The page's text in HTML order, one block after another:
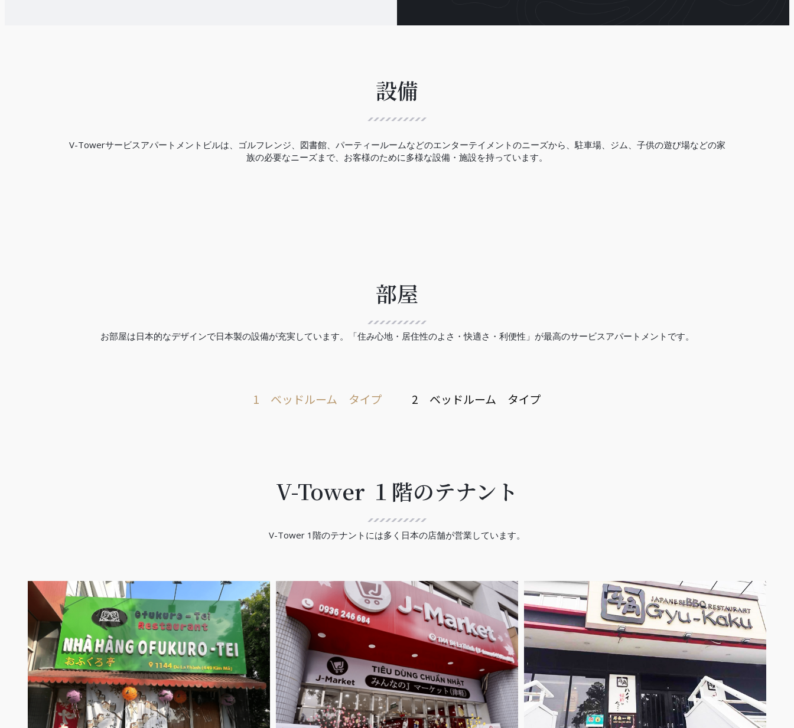
設備
V-Towerサービスアパートメントビルは、ゴルフレンジ、図書館、パーティールームなどのエンターテイメントのニーズから、駐車場、ジム、子供の遊び場などの家
族の必要なニーズまで、お客様のために多様な設備・施設を持っています。
部屋
お部屋は日本的なデザインで日本製の設備が充実しています。「住み心地・居住性のよさ・快適さ・利便性」が最高のサービスアパートメントです。
1 ベッドルーム タイプ 2 ベッドルーム タイプ
V-Tower １階のテナント
V-Tower 1階のテナントには多く日本の店舗が営業しています。